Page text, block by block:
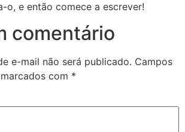
o, e então comece a escrever!
comentário
e-mail não será publicado. Campos
com *